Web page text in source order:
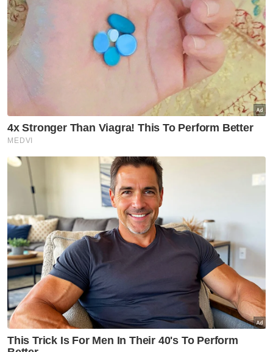
"Kita mencadangkan agar pihak berkuasa
dapat memberi kelonggaran kepada
permohonan pihak nelayan selain mendapat
sokongan persatuan nelayan atau Lembaga
Kemajuan Ikan Malaysia (LKIM).
"Sebagai pengusaha lama melibatkan
eksport kerang ke luar negara dan pemain
industri kini berhadapan risiko untuk bayar
kepada kerajaan (cukai) kerana tiada TOL.
Berita Telus & Tulus menerusi E-Mel setiap
hari!